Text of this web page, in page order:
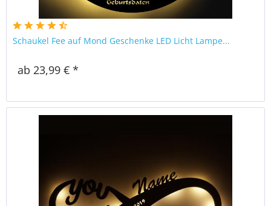
Schaukel Fee auf Mond Geschenke LED Licht Lampe...
ab 23,99 € *